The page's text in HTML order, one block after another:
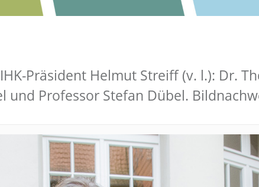
Präsident Helmut Streiff (v. l.): Dr.
und Professor Stefan Dübel.